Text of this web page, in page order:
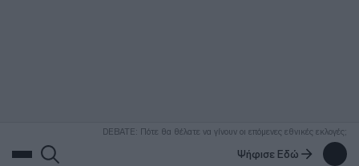
DEBATE: Πότε θα θέλατε να γίνουν οι επόμενες εθνικές εκλογές;
Ψήφισε Εδώ